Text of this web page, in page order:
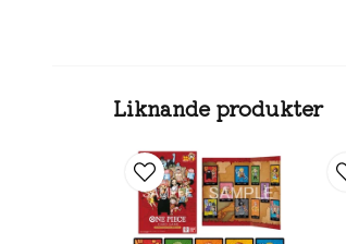
Liknande produkter